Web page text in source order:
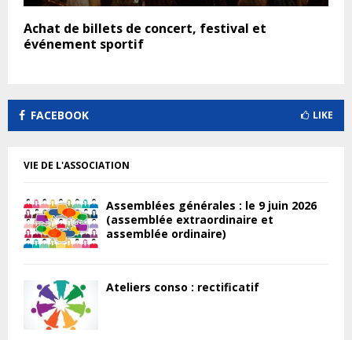
Achat de billets de concert, festival et
événement sportif
FACEBOOK LIKE
VIE DE L'ASSOCIATION
Assemblées générales : le 9 juin 2026
(assemblée extraordinaire et
assemblée ordinaire)
Ateliers conso : rectificatif